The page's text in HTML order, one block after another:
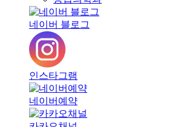
네이버 블로그
인스타그램
네이버예약